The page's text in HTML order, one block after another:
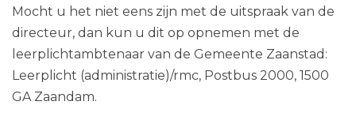
Mocht u het niet eens zijn met de uitspraak van de
directeur, dan kun u dit op opnemen met de
leerplichtambtenaar van de Gemeente Zaanstad:
Leerplicht (administratie)/rmc, Postbus 2000, 1500
GA Zaandam.